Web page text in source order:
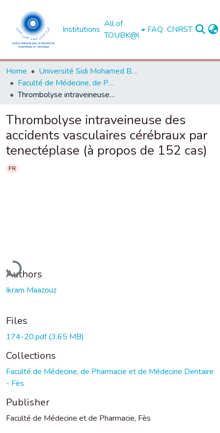
Institutions
All of
TOUBK@l
FAQ CNRST
Home
Université Sidi Mohamed Ben Abdellah de Fès
Faculté de Médecine, de Pharmacie et de Médecine Dentaire - Fès
Thrombolyse intraveineuse des accidents vasculaires cérébraux par tenectéplase (à propos de 152 cas)
Thrombolyse intraveineuse des
accidents vasculaires cérébraux par
tenectéplase (à propos de 152 cas)
FR
Loading...
Authors
Ikram Maazouz
Files
174-20.pdf(3.65 MB)
Collections
Faculté de Médecine, de Pharmacie et de Médecine Dentaire
- Fès
Publisher
Faculté de Médecine et de Pharmacie, Fès